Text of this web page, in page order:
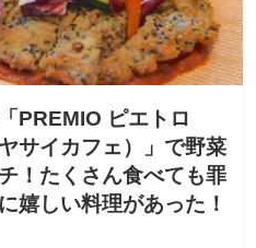
PREMIO ピエトロ
サイカフェ）」で野菜
！たくさん食べても罪
嬉しい料理があった！